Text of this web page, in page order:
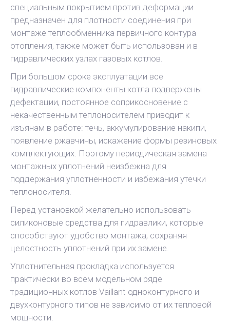
специальным покрытием против деформации
предназначен для плотности соединения при
монтаже теплообменника первичного контура
отопления, также может быть использован и в
гидравлических узлах газовых котлов.
При большом сроке эксплуатации все
гидравлические компоненты котла подвержены
дефектации, постоянное соприкосновение с
некачественным теплоносителем приводит к
изъянам в работе: течь, аккумулирование накипи,
появление ржавчины, искажение формы резиновых
комплектующих. Поэтому периодическая замена
монтажных уплотнений неизбежна для
поддержания уплотненности и избежания утечки
теплоносителя.
Перед установкой желательно использовать
силиконовые средства для гидравлики, которые
способствуют удобство монтажа, сохраняя
целостность уплотнений при их замене.
Уплотнительная прокладка используется
практически во всем модельном ряде
традиционных котлов Vaillant одноконтурного и
двухконтурного типов не зависимо от их тепловой
мощности.